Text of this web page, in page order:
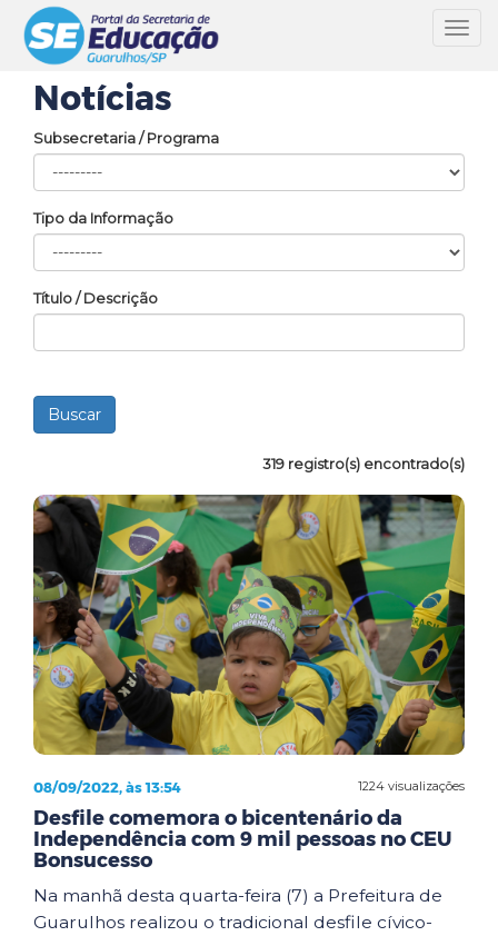
Notícias
Subsecretaria / Programa
Tipo da Informação
Título / Descrição
319 registro(s) encontrado(s)
1224 visualizações
08/09/2022, às 13:54
Desfile comemora o bicentenário da
Independência com 9 mil pessoas no CEU
Bonsucesso
Na manhã desta quarta-feira (7) a Prefeitura de
Guarulhos realizou o tradicional desfile cívico-